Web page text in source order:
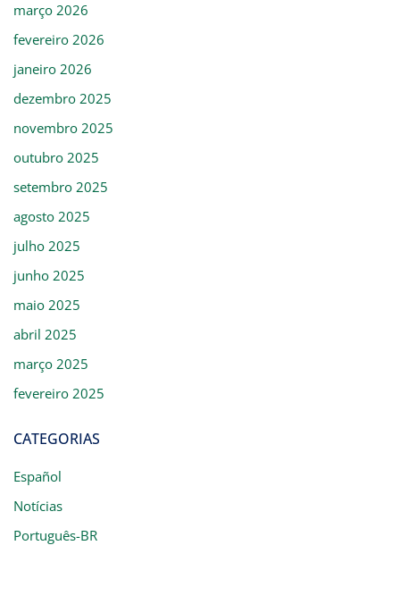
março 2026
fevereiro 2026
janeiro 2026
dezembro 2025
novembro 2025
outubro 2025
setembro 2025
agosto 2025
julho 2025
junho 2025
maio 2025
abril 2025
março 2025
fevereiro 2025
CATEGORIAS
Español
Notícias
Português-BR